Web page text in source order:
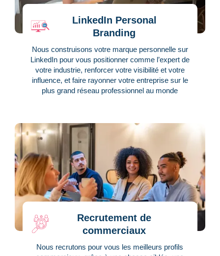
LinkedIn Personal
Branding
Nous construisons votre marque personnelle sur
LinkedIn pour vous positionner comme l’expert de
votre industrie, renforcer votre visibilité et votre
influence, et faire rayonner votre entreprise sur le
plus grand réseau professionnel au monde
Recrutement de
commerciaux
Nous recrutons pour vous les meilleurs profils